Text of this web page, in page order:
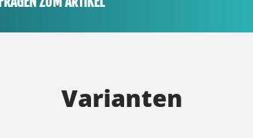
Varianten